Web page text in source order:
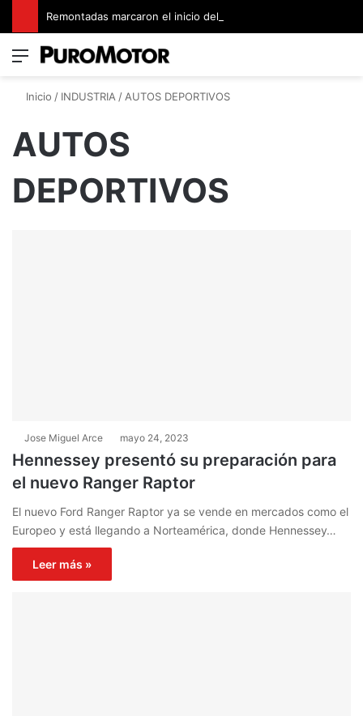
Menú
Inicio / INDUSTRIA/AUTOS DEPORTIVOS
AUTOS
DEPORTIVOS
Jose Miguel Arce mayo 24, 2023
Hennessey presentó su preparación para
el nuevo Ranger Raptor
El nuevo Ford Ranger Raptor ya se vende en mercados como el
Europeo y está llegando a Norteamérica, donde Hennessey…
Leer más »